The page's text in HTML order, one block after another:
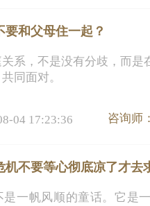
要和父母住一起？
系，不是没有分歧，而是
同面对。
04 17:23:36 咨询师：
机不要等心彻底凉了才去
是一帆风顺的童话。它是